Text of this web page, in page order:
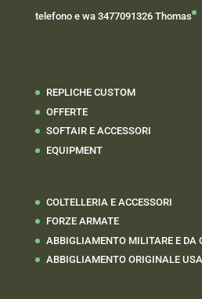
telefono e wa 3477091326 Thomas
REPLICHE CUSTOM
OFFERTE
SOFTAIR E ACCESSORI
EQUIPMENT
COLTELLERIA E ACCESSORI
FORZE ARMATE
ABBIGLIAMENTO MILITARE E DA
ABBIGLIAMENTO ORIGINALE